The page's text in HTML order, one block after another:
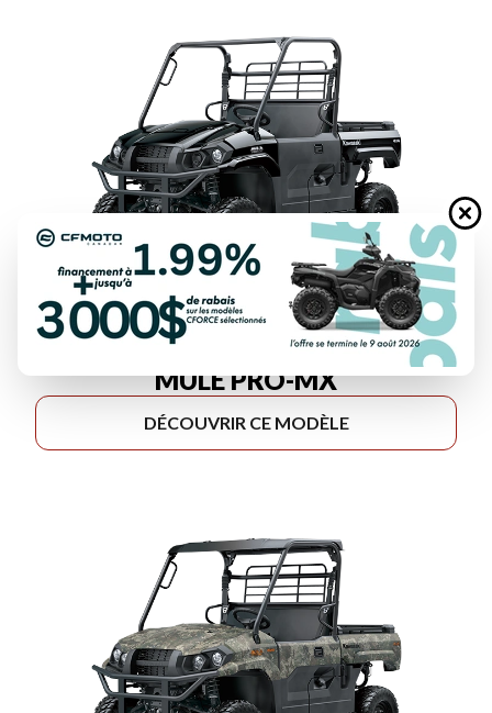
KAWASAKI 2027
MULE PRO-MX
DÉCOUVRIR CE MODÈLE